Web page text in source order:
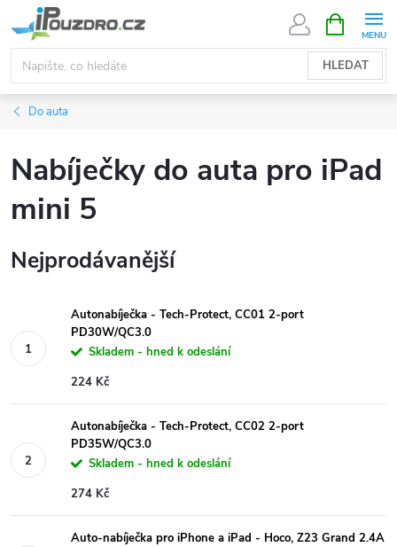
na
obsah
HLEDAT
NÁKUPNÍ
KOŠÍK
Do auta
Nabíječky do auta pro iPad
mini 5
Nejprodávanější
Autonabíječka - Tech-Protect, CC01 2-port
PD30W/QC3.0
Skladem - hned k odeslání
224 Kč
Autonabíječka - Tech-Protect, CC02 2-port
PD35W/QC3.0
Skladem - hned k odeslání
274 Kč
Auto-nabíječka pro iPhone a iPad - Hoco, Z23 Grand 2.4A